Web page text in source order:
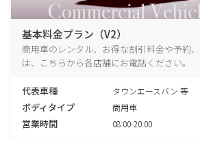
基本料金プラン（V2）
商用車のレンタル、お得な割引料金や予約
は、こちらから各店舗にお電話ください。
代表車種 タウンエースバン 等
ボディタイプ 商用車
営業時間 08:00-20:00